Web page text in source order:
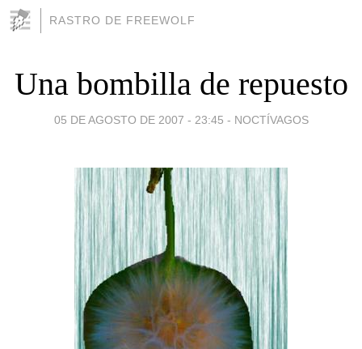
RASTRO DE FREEWOLF
Una bombilla de repuesto
05 DE AGOSTO DE 2007 - 23:45 - NOCTÍVAGOS